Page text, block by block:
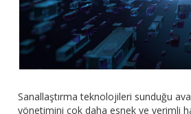
Sanallaştırma teknolojileri sunduğu
yönetimini çok daha esnek ve verimli